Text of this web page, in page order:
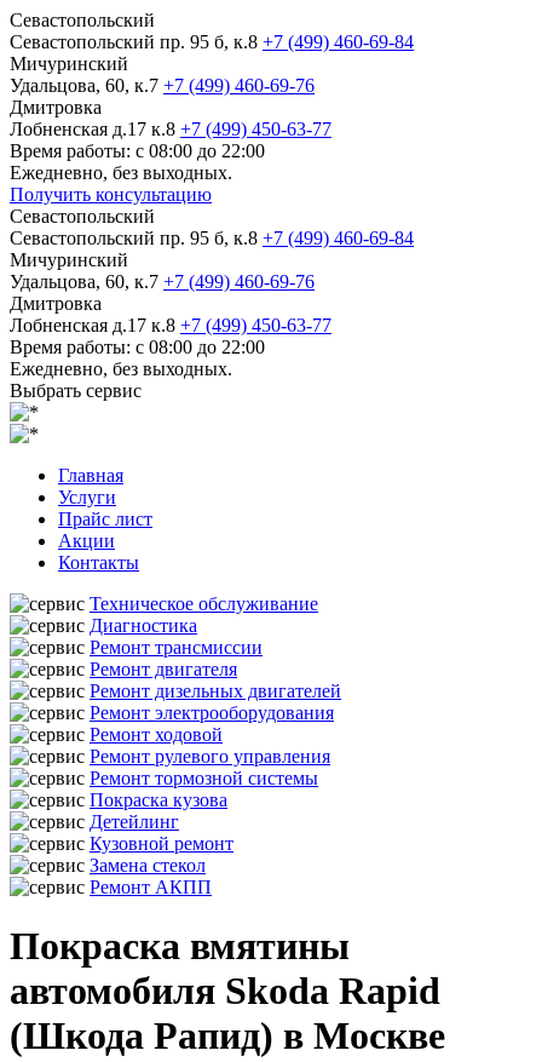
Севастопольский
Севастопольский пр. 95 б, к.8 +7 (499) 460-69-84
Мичуринский
Удальцова, 60, к.7 +7 (499) 460-69-76
Дмитровка
Лобненская д.17 к.8 +7 (499) 450-63-77
Время работы: с 08:00 до 22:00
Ежедневно, без выходных.
Получить консультацию
Севастопольский
Севастопольский пр. 95 б, к.8 +7 (499) 460-69-84
Мичуринский
Удальцова, 60, к.7 +7 (499) 460-69-76
Дмитровка
Лобненская д.17 к.8 +7 (499) 450-63-77
Время работы: с 08:00 до 22:00
Ежедневно, без выходных.
Выбрать сервис
Главная
Услуги
Прайс лист
Акции
Контакты
Техническое обслуживание
Диагностика
Ремонт трансмиссии
Ремонт двигателя
Ремонт дизельных двигателей
Ремонт электрооборудования
Ремонт ходовой
Ремонт рулевого управления
Ремонт тормозной системы
Покраска кузова
Детейлинг
Кузовной ремонт
Замена стекол
Ремонт АКПП
Покраска вмятины
автомобиля Skoda Rapid
(Шкода Рапид) в Москве